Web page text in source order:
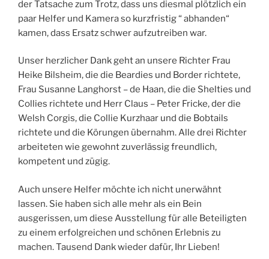
der Tatsache zum Trotz, dass uns diesmal plötzlich ein
paar Helfer und Kamera so kurzfristig “ abhanden“
kamen, dass Ersatz schwer aufzutreiben war.
Unser herzlicher Dank geht an unsere Richter Frau
Heike Bilsheim, die die Beardies und Border richtete,
Frau Susanne Langhorst – de Haan, die die Shelties und
Collies richtete und Herr Claus – Peter Fricke, der die
Welsh Corgis, die Collie Kurzhaar und die Bobtails
richtete und die Körungen übernahm. Alle drei Richter
arbeiteten wie gewohnt zuverlässig freundlich,
kompetent und zügig.
Auch unsere Helfer möchte ich nicht unerwähnt
lassen. Sie haben sich alle mehr als ein Bein
ausgerissen, um diese Ausstellung für alle Beteiligten
zu einem erfolgreichen und schönen Erlebnis zu
machen. Tausend Dank wieder dafür, Ihr Lieben!